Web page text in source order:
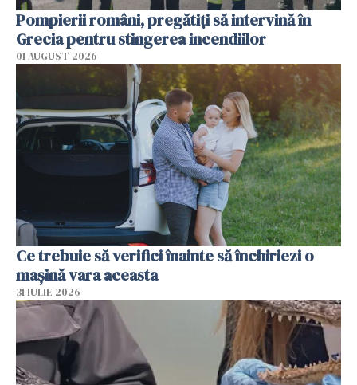
Pompierii români, pregătiţi să intervină în
Grecia pentru stingerea incendiilor
01 AUGUST 2026
Ce trebuie să verifici înainte să închiriezi o
mașină vara aceasta
31 IULIE 2026